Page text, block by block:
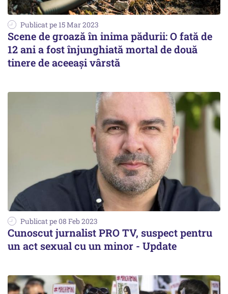
Publicat pe 15 Mar 2023
Scene de groază în inima pădurii: O fată de
12 ani a fost înjunghiată mortal de două
tinere de aceeași vârstă
Publicat pe 08 Feb 2023
Cunoscut jurnalist PRO TV, suspect pentru
un act sexual cu un minor - Update